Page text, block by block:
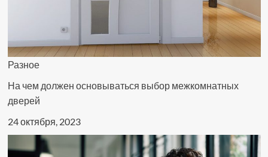
Разное
На чем должен основываться выбор межкомнатных
дверей
24 октября, 2023